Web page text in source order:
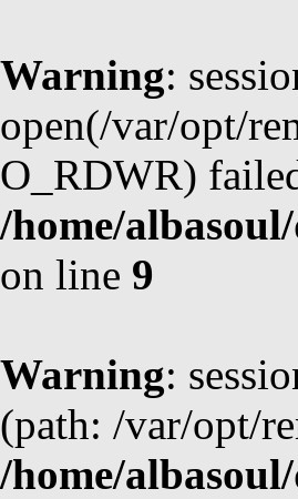
Warning:
open(/var/opt/
O_RDWR)
/home/
on line 9
Warning:
(path: /var/opt/
/home/